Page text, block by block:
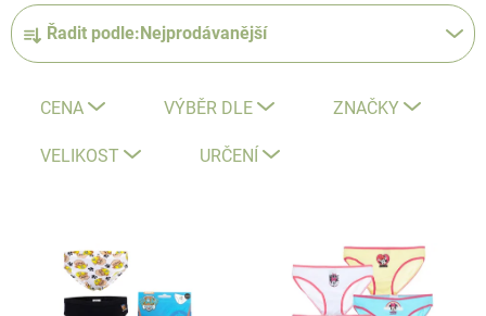
Ř
a
Řadit podle: Nejprodávanější
CENA VÝBĚR DLE ZNAČKY
VELIKOST URČENÍ